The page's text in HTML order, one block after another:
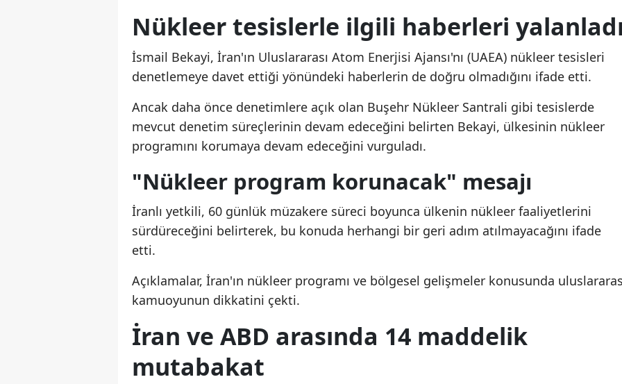
Ordu
Rize
Samsun
Siirt
Sinop
Sivas
Tekirdağ
Nükleer tesislerle ilgili haberleri
İsmail Bekayi, İran'ın Uluslararası Atom Enerjisi Ajansı'nı (UAEA) nükleer tesisleri
denetlemeye davet ettiği yönündeki haberlerin de doğru olmadığını ifade etti.
Ancak daha önce denetimlere açık olan Buşehr Nükleer Santrali gibi tesislerde
mevcut denetim süreçlerinin devam edeceğini belirten Bekayi, ülkesinin nükleer
programını korumaya devam edeceğini vurguladı.
"Nükleer program korunacak" mesajı
İranlı yetkili, 60 günlük müzakere süreci boyunca ülkenin nükleer faaliyetlerini
sürdüreceğini belirterek, bu konuda herhangi bir geri adım atılmayacağını ifade
etti.
Açıklamalar, İran'ın nükleer programı ve bölgesel gelişmeler konusunda
kamuoyunun dikkatini çekti.
İran ve ABD arasında 14 maddelik
mutabakat